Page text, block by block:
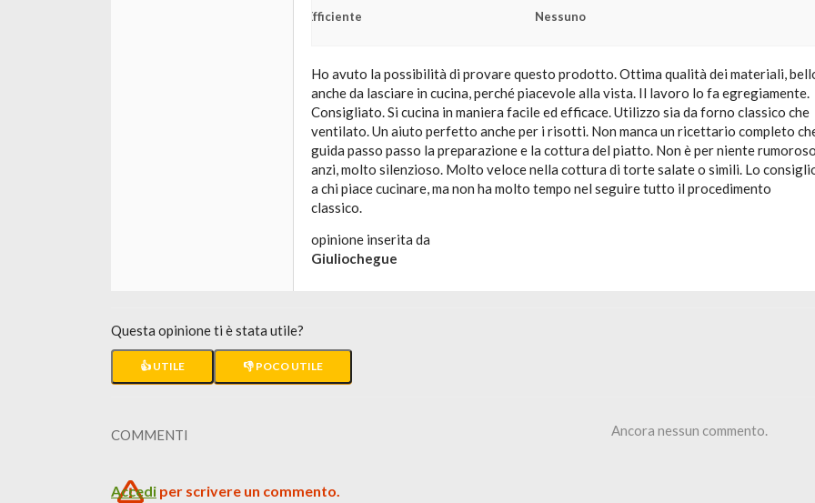
Efficiente
Nessuno
Ho avuto la possibilità di provare questo prodotto. Ottima qualità dei materiali,
anche da lasciare in cucina, perché piacevole alla vista. Il lavoro lo fa egregiamente.
Consigliato. Si cucina in maniera facile ed efficace. Utilizzo sia da forno classico che
ventilato. Un aiuto perfetto anche per i risotti. Non manca un ricettario completo
guida passo passo la preparazione e la cottura del piatto. Non è per niente
anzi, molto silenzioso. Molto veloce nella cottura di torte salate o simili. Lo
a chi piace cucinare, ma non ha molto tempo nel seguire tutto il procedimento
classico.
opinione inserita da
Giuliochegue
Questa opinione ti è stata utile?
👍 UTILE 👎 POCO UTILE
COMMENTI Ancora nessun commento.
Accedi per scrivere un commento.